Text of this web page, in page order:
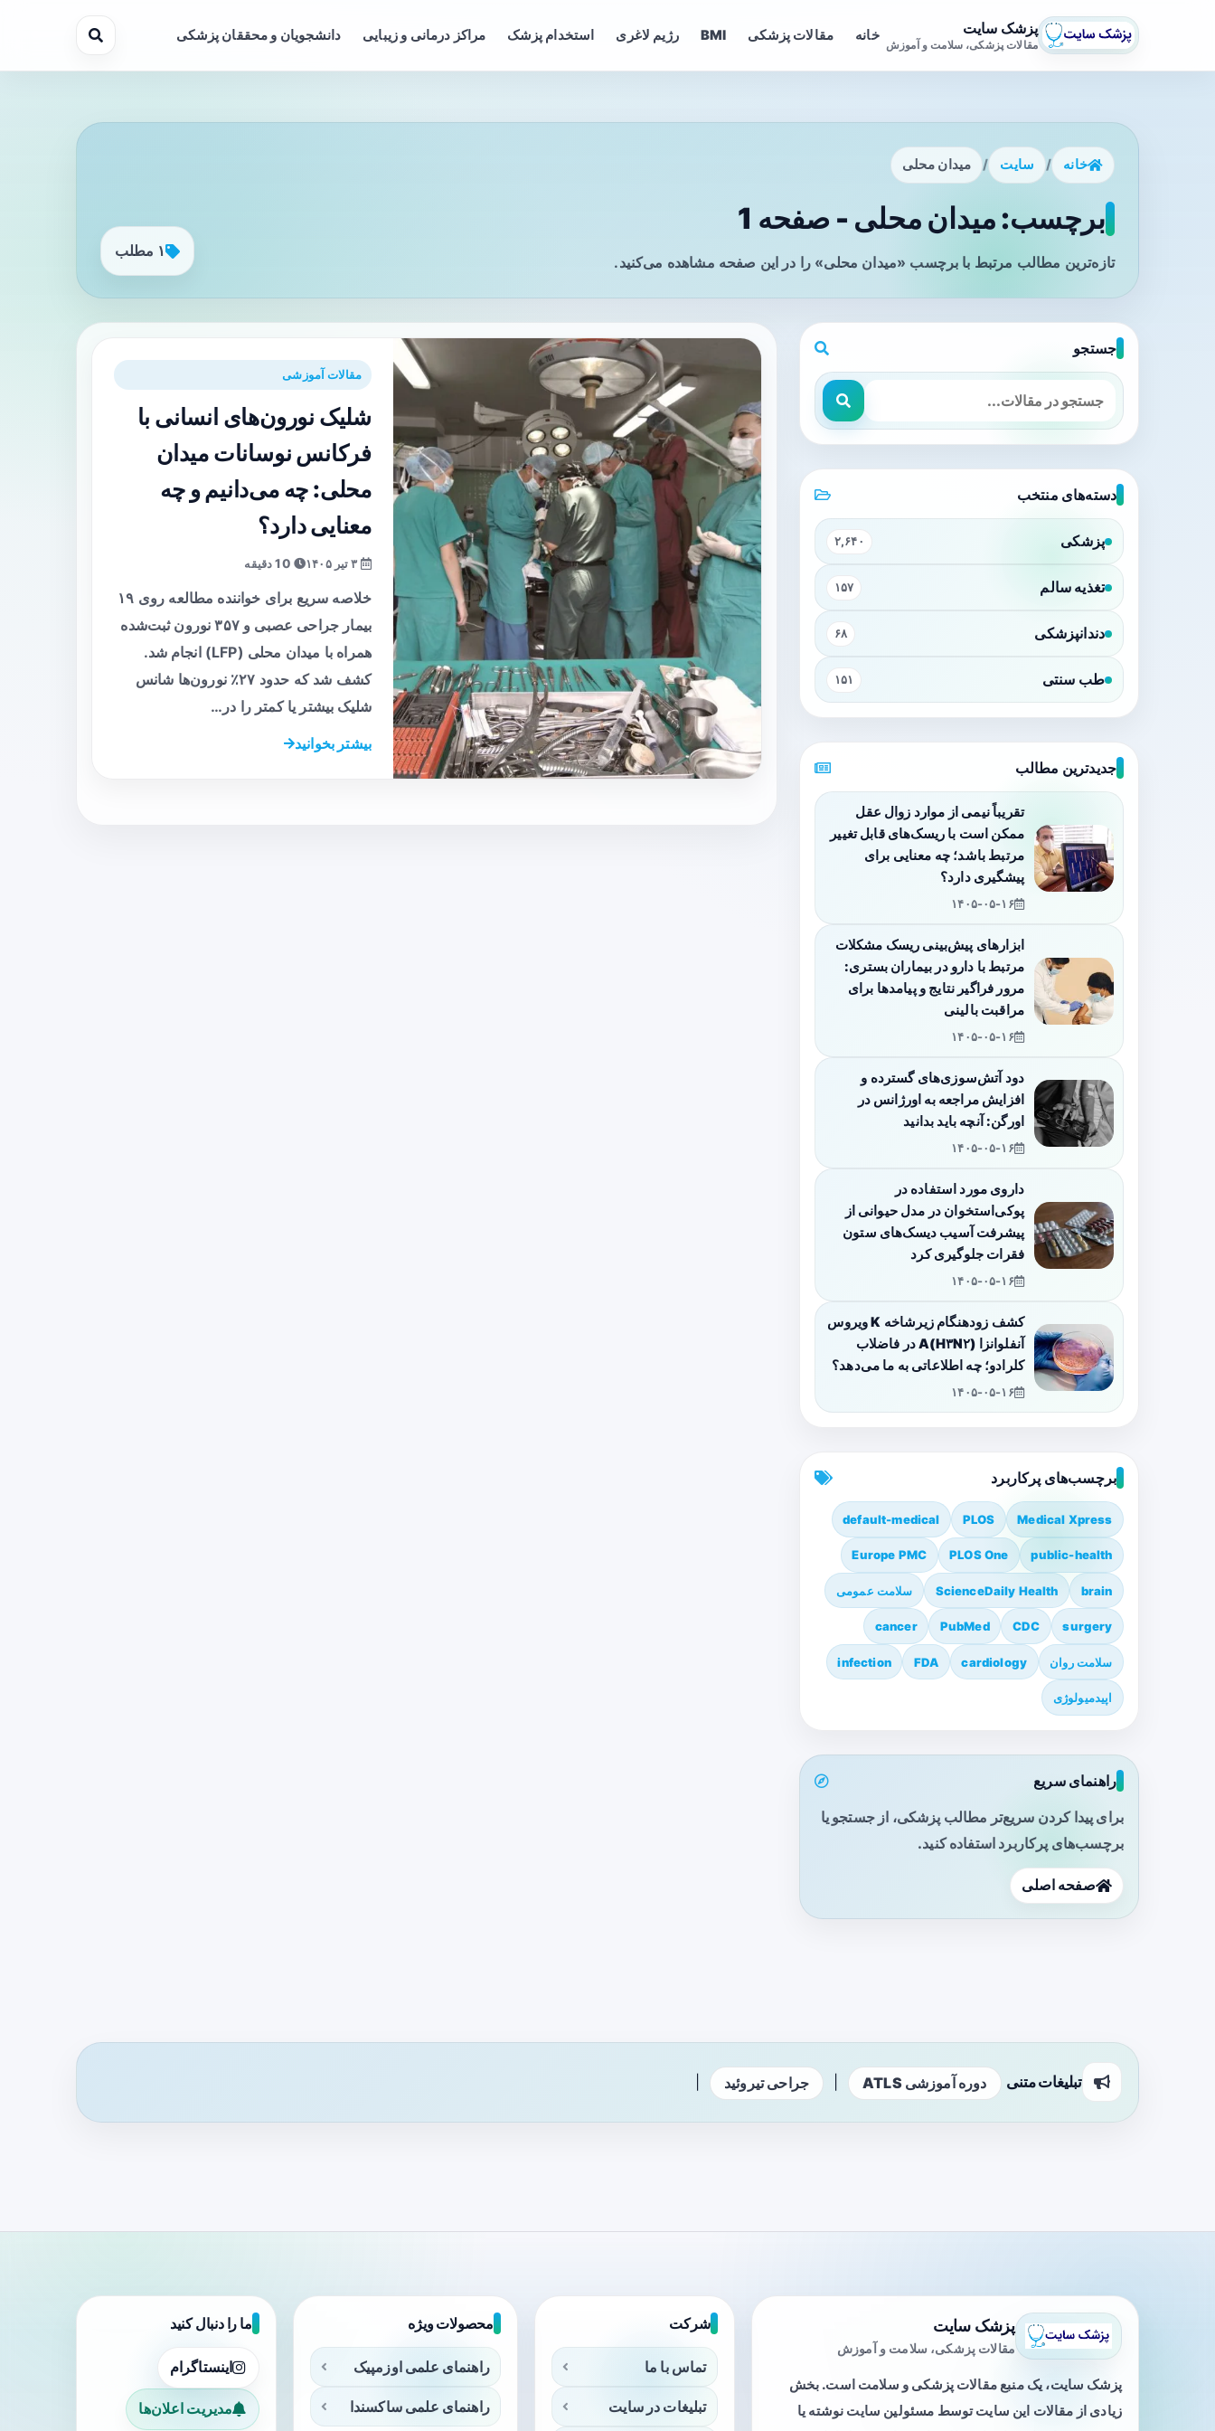
پزشک سایت
مقالات پزشکی، سلامت و آموزش
خانه مقالات پزشکی BMI رژیم لاغری استخدام پزشک مراکز درمانی و زیبایی دانشجویان و محققان پزشکی
خانه / سایت / میدان محلی
برچسب: میدان محلی - صفحه 1
تازه‌ترین مطالب مرتبط با برچسب «میدان محلی» را در این صفحه مشاهده می‌کنید.
۱ مطلب
مقالات آموزشی
شلیک نورون‌های انسانی با
فرکانس نوسانات میدان
محلی: چه می‌دانیم و چه
معنایی دارد؟
خلاصه سریع برای خواننده مطالعه روی ۱۹
بیمار جراحی عصبی و ۳۵۷ نورون ثبت‌شده
همراه با میدان محلی (LFP) انجام شد.
کشف شد که حدود ۲۷٪ نورون‌ها شانس
شلیک بیشتر یا کمتر را در…
بیشتر بخوانید
جستجو
دسته‌های منتخب
پزشکی ۲,۶۴۰
تغذیه سالم ۱۵۷
دندانپزشکی ۶۸
طب سنتی ۱۵۱
جدیدترین مطالب
تقریباً نیمی از موارد زوال عقل
ممکن است با ریسک‌های قابل تغییر
مرتبط باشد؛ چه معنایی برای
پیشگیری دارد؟
۱۴۰۵-۰۵-۱۶
ابزارهای پیش‌بینی ریسک مشکلات
مرتبط با دارو در بیماران بستری:
مرور فراگیر نتایج و پیامدها برای
مراقبت بالینی
۱۴۰۵-۰۵-۱۶
دود آتش‌سوزی‌های گسترده و
افزایش مراجعه به اورژانس در
اورگن: آنچه باید بدانید
۱۴۰۵-۰۵-۱۶
داروی مورد استفاده در
پوکی‌استخوان در مدل حیوانی از
پیشرفت آسیب دیسک‌های ستون
فقرات جلوگیری کرد
۱۴۰۵-۰۵-۱۶
کشف زودهنگام زیرشاخه K ویروس
آنفلوانزا A(H۳N۲) در فاضلاب
کلرادو؛ چه اطلاعاتی به ما می‌دهد؟
۱۴۰۵-۰۵-۱۶
برچسب‌های پرکاربرد
Medical Xpress
PLOS
default-medical
public-health
PLOS One
Europe PMC
brain
ScienceDaily Health سلامت عمومی
surgery
CDC
PubMed
cancer
سلامت روان cardiology
FDA
infection
اپیدمیولوژی
راهنمای سریع
برای پیدا کردن سریع‌تر مطالب پزشکی، از جستجو یا
برچسب‌های پرکاربرد استفاده کنید.
صفحه اصلی
تبلیغات متنی دوره آموزشی ATLS جراحی تیروئید
پزشک سایت
مقالات پزشکی، سلامت و آموزش
پزشک سایت، یک منبع مقالات پزشکی و سلامت است. بخش
زیادی از مقالات این سایت توسط مسئولین سایت نوشته یا
شرکت
تماس با ما
تبلیغات در سایت
محصولات ویژه
راهنمای علمی اوزمپیک
راهنمای علمی ساکسندا
ما را دنبال کنید
اینستاگرام
مدیریت اعلان‌ها